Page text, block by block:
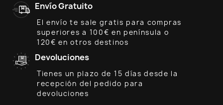
Envío Gratuito
El envío te sale gratis para compras
superiores a 100€ en península o
120€ en otros destinos
Devoluciones
Tienes un plazo de 15 días desde la
recepción del pedido para
devoluciones